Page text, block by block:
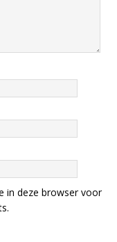
in deze browser voor